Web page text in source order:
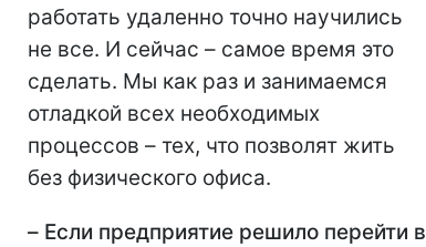
работать удаленно точно научились
не все. И сейчас – самое время это
сделать. Мы как раз и занимаемся
отладкой всех необходимых
процессов – тех, что позволят жить
без физического офиса.
– Если предприятие решило перейти в